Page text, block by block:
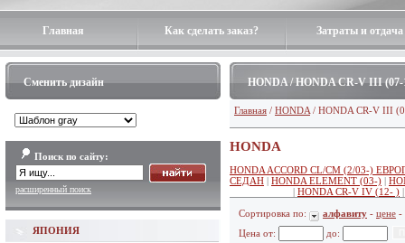
Главная Как сделать заказ? Затраты и отдача
Сменить дизайн
Поиск по сайту:
расширенный поиск
ЯПОНИЯ
HONDA / HONDA CR-V III (07-
Главная / HONDA / HONDA CR-V III
HONDA
HONDA ACCORD CL/CM (2/03-)
СЕДАН | HONDA ELEMENT (03-) |
| HONDA CR-V IV (12- ) |
Сортировка по:
алфавиту - цене -
Цена от:
до: